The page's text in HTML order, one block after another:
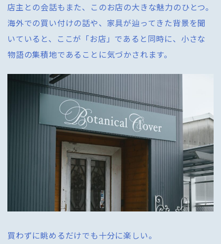
店主との会話もまた、このお店の大きな魅力のひとつ。
海外での買い付けの話や、家具が辿ってきた背景を聞
いていると、ここが「お店」であると同時に、小さな
物語の集積地であることに気づかされます。
買わずに眺めるだけでも十分に楽しい。